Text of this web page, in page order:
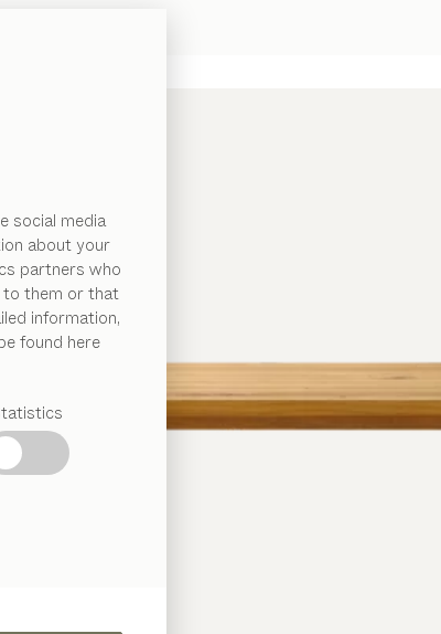
social media
about your
partners who
to them or that
information,
found here